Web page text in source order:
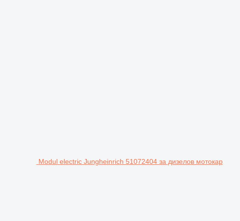
Modul electric Jungheinrich 51072404 за дизелов мотокар